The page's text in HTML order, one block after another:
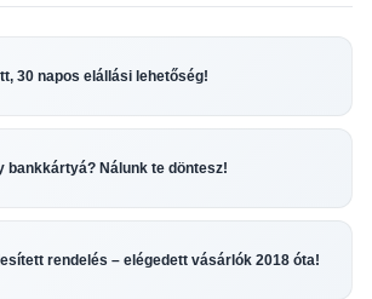
30 napos elállási lehetőség!
bankkártyá? Nálunk te döntesz!
rendelés – elégedett vásárlók 2018 óta!